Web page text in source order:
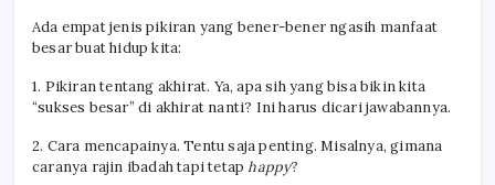
Ada empat jenis pikiran yang bener-bener ngasih manfaat
besar buat hidup kita:
1. Pikiran tentang akhirat. Ya, apa sih yang bisa bikin kita
“sukses besar” di akhirat nanti? Ini harus dicari jawabannya.
2. Cara mencapainya. Tentu saja penting. Misalnya, gimana
caranya rajin ibadah tapi tetaphappy?